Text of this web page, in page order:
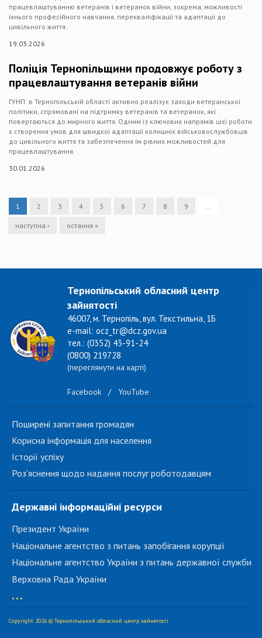
працевлаштуванню ветеранів і ветеранок війни, зокрема, можливості
їхнього професійного навчання, перекваліфікації та адаптації до
цивільного життя.
19.03.2026
Поліція Тернопільщини продовжує роботу з
працевлаштування ветеранів війни
ГУНП в Тернопільській області активно реалізує заходи ветеранської
політики, спрямовані на підтримку ветеранів та ветеранок, які
повертаються до мирного життя. Одним із ключових напрямів цієї роботи
є створення умов для швидкої адаптації колишніх військовослужбовців
до цивільного життя та забезпечення їм рівних можливостей для
працевлаштування.
30.01.2026
1 2 3 4 5 6 7 8 9 …
наступна › остання »
Тернопільський обласний центр
зайнятості
46007, м. Тернопіль, вул. Текстильна, 1Б
e-mail: ocz_tr@dcz.gov.ua
тел.: (0352) 43-91-24
(0800) 219728
(переглянути на карті)
Facebook / YouTube
Поширені запитання громадян
Корисна інформація для населення
Історії успіху
Роз'яснення щодо надання послуг роботодавцям
Державні інформаційні ресурси
Президент України
Національне агентство з питань запобігання корупції
Національне агентство України з питань державної служби
Верховна Рада України
...
Copyright 2026 © Тернопільський обласний центр зайнятості